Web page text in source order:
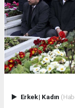
Erkek| Kadın